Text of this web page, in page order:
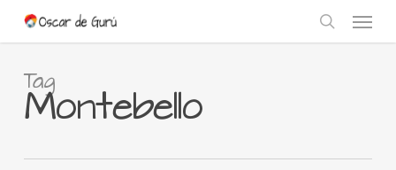
main
search
Menu
Tag
Montebello